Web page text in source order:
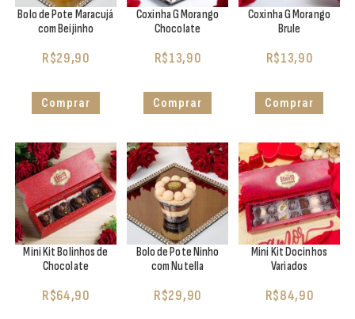
Bolo de Pote Maracujá
com Beijinho
R$29,90
Comprar
Coxinha G Morango
Chocolate
R$13,90
Comprar
Coxinha G Morango
Brule
R$13,90
Comprar
Mini Kit Bolinhos de
Chocolate
R$64,90
Bolo de Pote Ninho
com Nutella
R$29,90
Mini Kit Docinhos
Variados
R$84,90